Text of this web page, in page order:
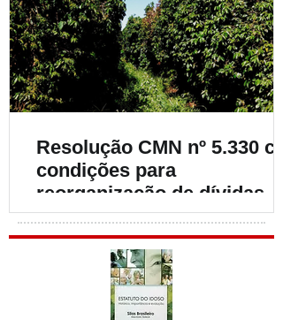
Resolução CMN nº 5.330
condições para
reorganização de dívidas de
cafeicultores